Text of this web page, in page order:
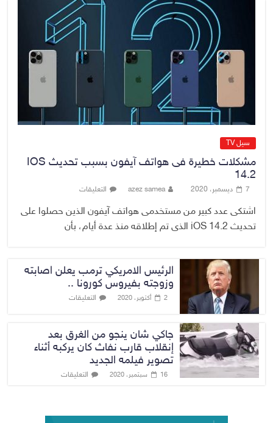
الدخيل والشمري يبحثان الملفات
الأمنية في نينوى وجهود دعم
الاستقرار
6 أغسطس، 2026 No Comment
سيل TV
مشكلات خطيرة فى هواتف آيفون بسبب تحديث IOS
14.2
7 ديسمبر، 2020 azez samea التعليقات
اشتكى عدد كبير من مستخدمى هواتف آيفون الذين حصلوا على
تحديث iOS 14.2 الذى تم إطلاقه منذ عدة أيام، بأن
الرئيس الامريكي ترمب يعلن اصابته
وزوجته بفيروس كورونا ..
2 أكتوبر، 2020 التعليقات
جاكي شان ينجو من الغرق بعد
إنقلاب قارب نفاث كان يركبه أثناء
تصوير فيلمه الجديد
16 سبتمبر، 2020 التعليقات